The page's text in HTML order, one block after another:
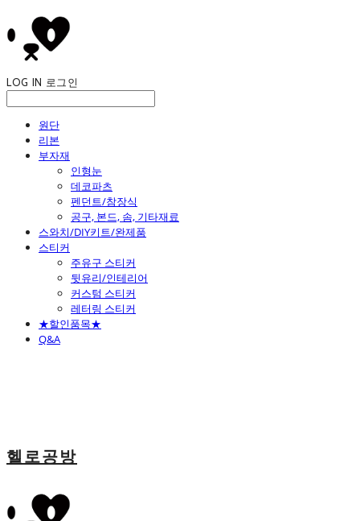
LOG IN 로그인
원단
리본
부자재
인형눈
데코파츠
펜던트/참장식
공구, 본드, 솜, 기타재료
스와치/DIY키트/완제품
스티커
주유구 스티커
뒷유리/인테리어
커스텀 스티커
레터링 스티커
★할인품목★
Q&A
헬로공방